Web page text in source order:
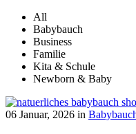
All
Babybauch
Business
Familie
Kita & Schule
Newborn & Baby
06 Januar, 2026 in